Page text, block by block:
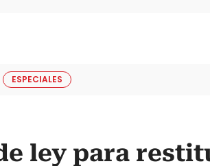
ESPECIALES
ley para